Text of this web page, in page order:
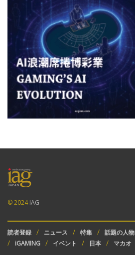
© 2024IAG
読者登録 ニュース 特集 話題の人物
iGAMING
イベント 日本 マカオ